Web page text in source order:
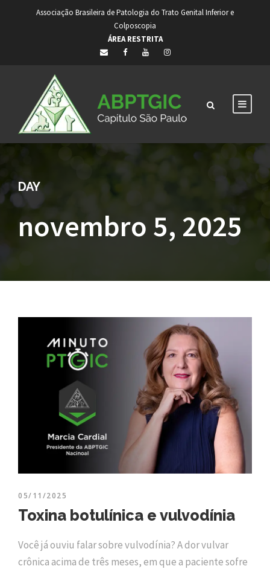
Associação Brasileira de Patologia do Trato Genital Inferior e
Colposcopia
ÁREA RESTRITA
DAY
novembro 5, 2025
05/11/2025
Toxina botulínica e vulvodínia
Você já ouviu falar sobre vulvodínia? A dor vulvar
crônica acima de três meses, em que a paciente sofre